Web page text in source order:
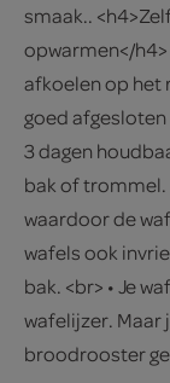
smaak..
opwarmen</
afkoelen op het
goed
3 dagen
bak of
waardoor de
wafels ook
bak. <br> • Je
wafelijzer. Maar
broodrooster